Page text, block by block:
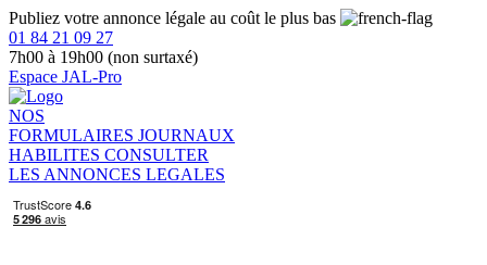
Publiez votre annonce légale au coût le plus bas
01 84 21 09 27
7h00 à 19h00 (non surtaxé)
Espace JAL-Pro
NOS
FORMULAIRES JOURNAUX
HABILITES CONSULTER
LES ANNONCES LEGALES